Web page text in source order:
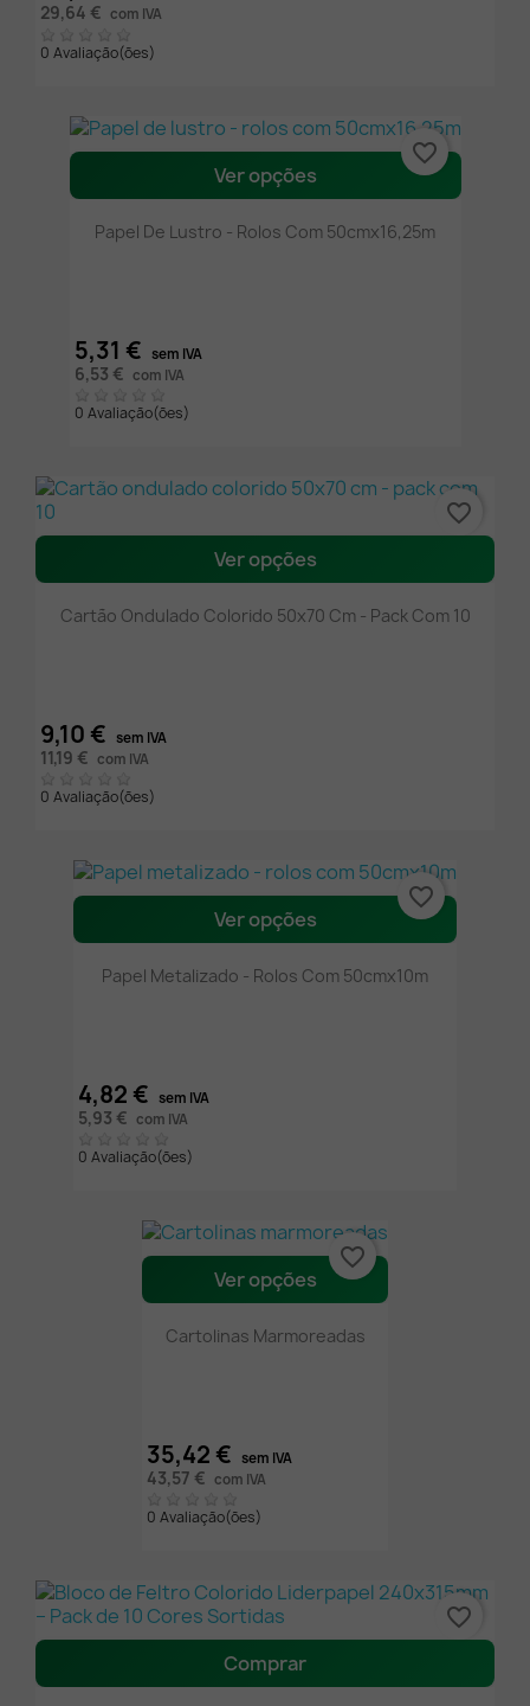
29,64 € com IVA
0 Avaliação(ões)
Ver opções
Papel De Lustro - Rolos Com 50cmx16,25m
5,31 € sem IVA
6,53 € com IVA
0 Avaliação(ões)
favorite_border
Ver opções
Cartão Ondulado Colorido 50x70 Cm - Pack Com 10
9,10 € sem IVA
11,19 € com IVA
0 Avaliação(ões)
favorite_border
Ver opções
Papel Metalizado - Rolos Com 50cmx10m
4,82 € sem IVA
5,93 € com IVA
0 Avaliação(ões)
favorite_border
Ver opções
Cartolinas Marmoreadas
35,42 € sem IVA
43,57 € com IVA
0 Avaliação(ões)
favorite_border
Comprar
favorite_border